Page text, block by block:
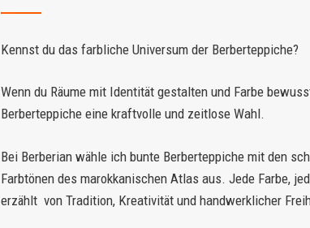
Kennst du das farbliche Universum der Berberteppiche?
Wenn du Räume mit Identität gestalten und Farbe
Berberteppiche eine kraftvolle und zeitlose Wahl.
Bei Berberian wähle ich bunte Berberteppiche mit den
Farbtönen des marokkanischen Atlas aus. Jede Farbe,
erzählt von Tradition, Kreativität und handwerklicher